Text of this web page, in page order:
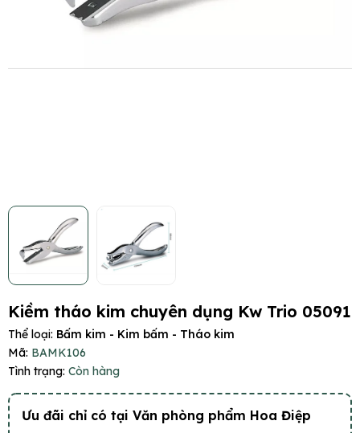
Kiềm tháo kim chuyên dụng Kw Trio 05091
Thể loại: Bấm kim - Kim bấm - Tháo kim
Mã: BAMK106
Tình trạng: Còn hàng
Ưu đãi chỉ có tại Văn phòng phẩm Hoa Điệp